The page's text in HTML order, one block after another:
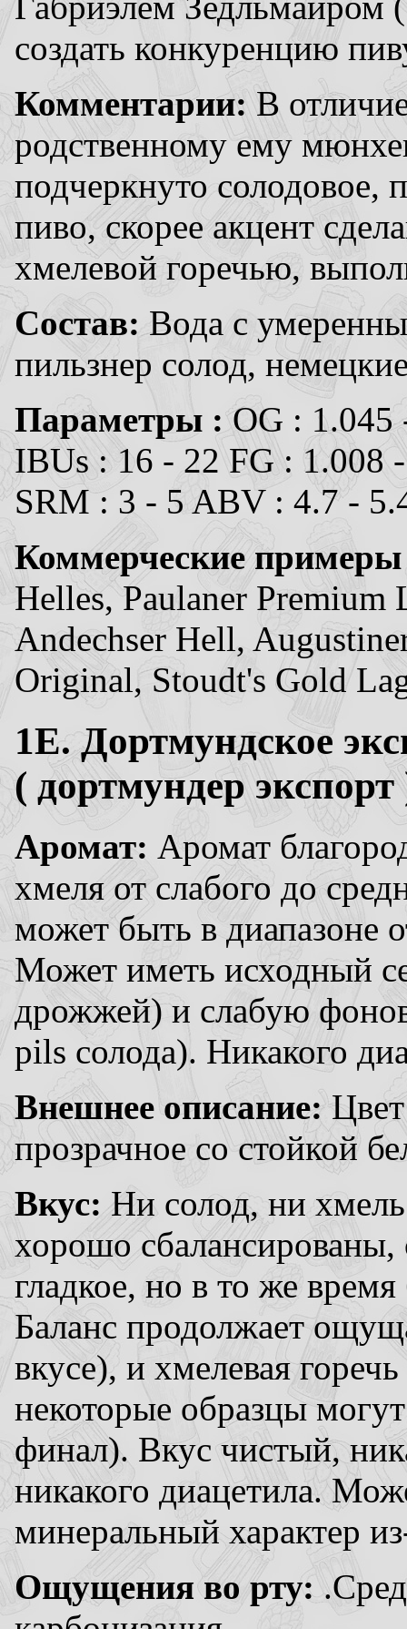
создать конкуренцию
Комментарии: В
родственному ему
подчеркнуто солодовое,
пиво, скорее акцент
хмелевой горечью,
Состав:Вода с
пильзнер солод,
Параметры :OG : 1.045
IBUs : 16 - 22 FG : 1.008
SRM : 3 - 5 ABV : 4.7 -
Коммерческие
Helles, Paulaner Premium
Andechser Hell,
Original, Stoudt's Gold
1E. Дортмундское
( дортмундер экспорт
Аромат: Аромат
хмеля от слабого до
может быть в диапазоне
Может иметь исходный
дрожжей) и слабую
pils солода). Никакого
Внешнее описание:
прозрачное со стойкой
Вкус:Ни солод, ни
хорошо сбалансированы,
гладкое, но в то же
Баланс продолжает
вкусе), и хмелевая
некоторые образцы
финал). Вкус чистый,
никакого диацетила.
минеральный характер
Ощущения во рту: